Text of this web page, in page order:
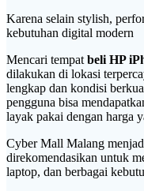
Karena selain stylish,
kebutuhan digital modern
Mencari tempat beli HP
dilakukan di lokasi
lengkap dan kondisi
pengguna bisa
layak pakai dengan harga
Cyber Mall Malang
direkomendasikan untuk
laptop, dan berbagai